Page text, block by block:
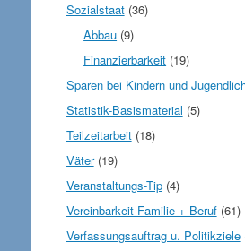
Sozialstaat(36)
Abbau (9)
Finanzierbarkeit (19)
Sparen bei Kindern und
Statistik-Basismaterial (5)
Teilzeitarbeit(18)
Väter(19)
Veranstaltungs-Tip(4)
Vereinbarkeit Familie + Beruf(61)
Verfassungsauftrag u. Politikziele